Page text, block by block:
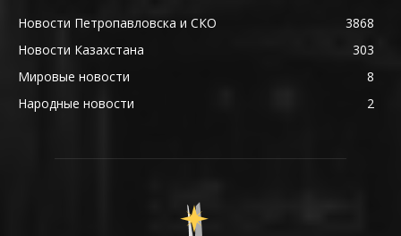
Новости Петропавловска и СКО
3868
Новости Казахстана
303
Мировые новости
8
Народные новости
2